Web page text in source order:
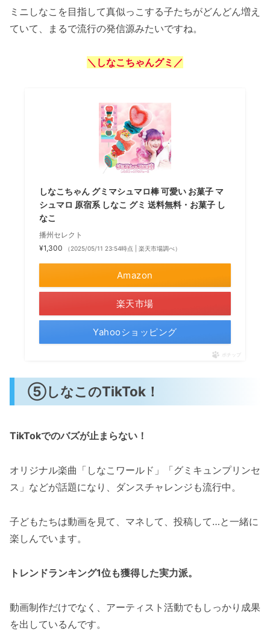
ミニしなこを目指して真似っこする子たちがどんどん増え
ていて、まるで流行の発信源みたいですね。
＼しなこちゃんグミ／
しなこちゃん グミマシュマロ棒 可愛い お菓子 マ
シュマロ 原宿系 しなこ グミ 送料無料・お菓子 し
なこ
播州セレクト
¥1,300
（2025/05/11 23:54時点 | 楽天市場調べ）
Amazon
楽天市場
Yahooショッピング
ポチップ
⑤しなこのTikTok！
TikTokでのバズが止まらない！
オリジナル楽曲「しなこワールド」「グミキュンプリンセ
ス」などが話題になり、ダンスチャレンジも流行中。
子どもたちは動画を見て、マネして、投稿して…と一緒に
楽しんでいます。
トレンドランキング1位も獲得した実力派。
動画制作だけでなく、アーティスト活動でもしっかり成果
を出しているんです。